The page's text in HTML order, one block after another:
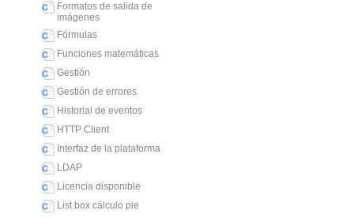
Formatos de salida de
imágenes
Fórmulas
Funciones matemáticas
Gestión
Gestión de errores
Historial de eventos
HTTP Client
Interfaz de la plataforma
LDAP
Licencia disponible
List box cálculo pie